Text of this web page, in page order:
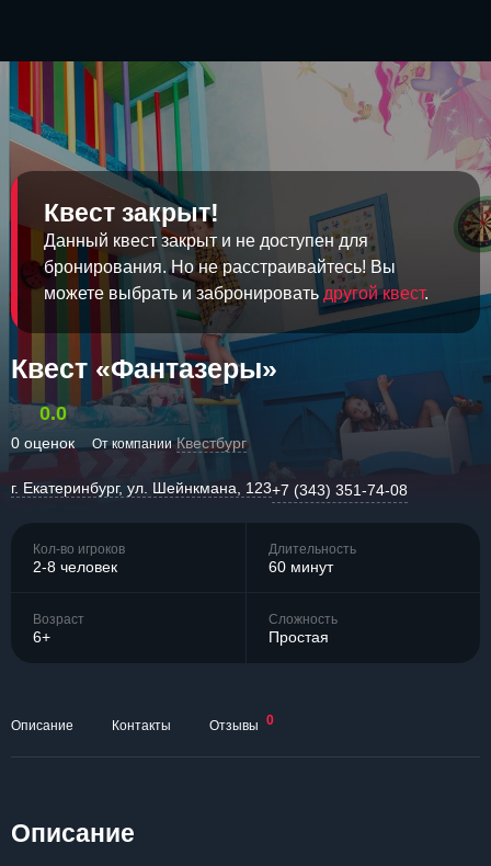
Квест закрыт!
Данный квест закрыт и не доступен для
бронирования. Но не расстраивайтесь! Вы
можете выбрать и забронировать другой квест.
Квест «Фантазеры»
0.0
0 оценок От компании Квестбург
г. Екатеринбург, ул. Шейнкмана, 123+7 (343) 351-74-08
Кол-во игроков
2-8 человек
Длительность
60 минут
Возраст
6+
Сложность
Простая
Описание Контакты Отзывы 0
Описание